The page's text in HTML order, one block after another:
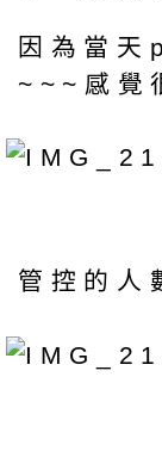
因為當天
~~~感覺
管控的人